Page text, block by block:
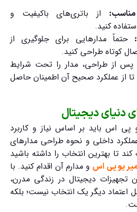
از باتری‌های باکیفیت و
کنید.
حتماً مدارهایی برای جلوگیری از
کوتاه طراحی کنید.
پس از طراحی، مدار را تحت شرایط
از عملکرد صحیح آن اطمینان حاصل
دنیای دیجیتال
پی اس باید بر اساس نیاز و کاربرد
داخلی و نحوه طراحی مدارهای
تا بهترین انتخاب را داشته باشید
یو پی اس و مدارم آن اقدام کنید. با
تجهیزات دیجیتال در زندگی مدرن،
دیگر یک انتخاب نیست؛ بلکه